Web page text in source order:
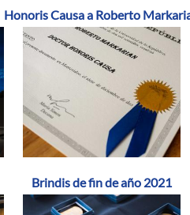
Honoris Causa a Roberto
Brindis de fin de año 2021